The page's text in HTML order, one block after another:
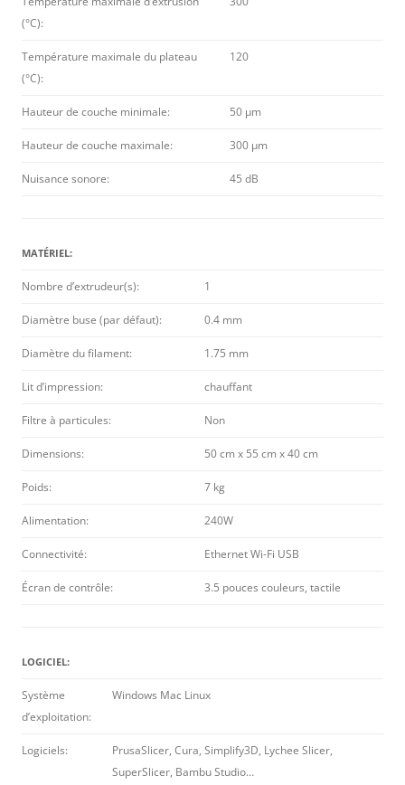
(°C):
Température maximale du plateau
(°C):
120
Hauteur de couche minimale: 50 µm
Hauteur de couche maximale: 300 µm
Nuisance sonore: 45 dB
MATÉRIEL:
Nombre d’extrudeur(s): 1
Diamètre buse (par défaut): 0.4 mm
Diamètre du filament: 1.75 mm
Lit d’impression: chauffant
Filtre à particules: Non
Dimensions: 50 cm x 55 cm x 40 cm
Poids: 7 kg
Alimentation: 240W
Connectivité: Ethernet Wi-Fi USB
Écran de contrôle: 3.5 pouces couleurs, tactile
LOGICIEL:
Système
d’exploitation:
Windows Mac Linux
Logiciels:
PrusaSlicer, Cura, Simplify3D, Lychee Slicer,
SuperSlicer, Bambu Studio…